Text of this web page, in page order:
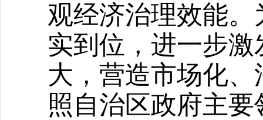
观经济治理效能
实到位，进一步
大，营造市场化
照自治区政府主要